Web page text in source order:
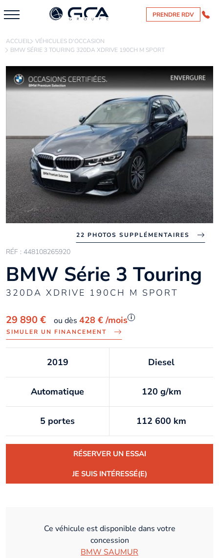
PRENDRE RDV
ACCUEIL VÉHICULES D'OCCASION
BMW SÉRIE 3 TOURING 320DA XDRIVE 190CH M SPORT
22 PHOTOS SUPPLÉMENTAIRES
RÉF : 448108265920
BMW Série 3 Touring
320DA XDRIVE 190CH M SPORT
29 890 € ou dès 428 € /mois i
SIMULER UN FINANCEMENT
2019 Diesel
Automatique 120 g/km
5 portes 112 600 km
RÉSERVER UN ESSAI
JE SUIS INTÉRESSÉ(E)
Ce véhicule est disponible dans votre
concession
BMW SAUMUR